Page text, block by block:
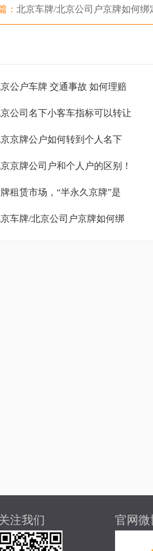
： 北京车牌/北京公司户京牌如何绑
公户车牌 交通事故 如何理赔
公司名下小客车指标可以转让
京牌公户如何转到个人名下
京牌公司户和个人户的区别！
租赁市场，“半永久京牌”是
车牌/北京公司户京牌如何绑
注我们 官网微